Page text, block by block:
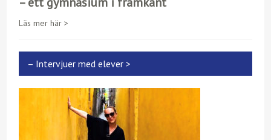
Läs mer här >
– Intervjuer med elever >